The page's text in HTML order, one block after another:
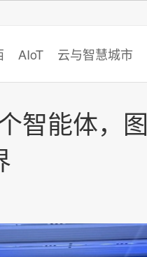
AIoT 云与智慧城市
智能体，